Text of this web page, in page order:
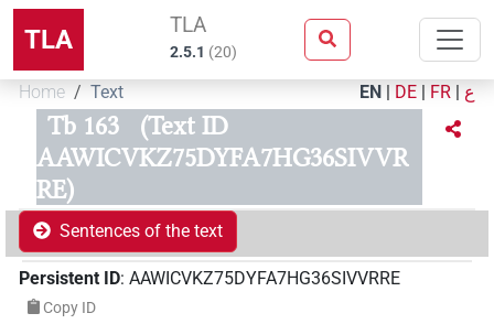
TLA TLA
2.5.1 (20)
Home Text EN | DE | FR | ع
Tb 163
(Text ID
AAWICVKZ75DYFA7HG36SIVVR
RE)
Sentences of the text
Persistent ID: AAWICVKZ75DYFA7HG36SIVVRRE
Copy ID